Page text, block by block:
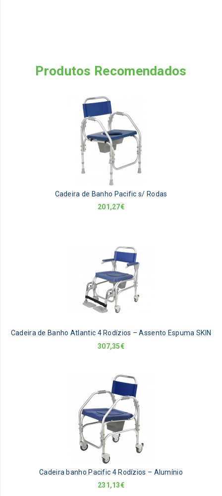
Produtos Recomendados
Cadeira de Banho Pacific s/ Rodas
201,27€
Cadeira de Banho Atlantic 4 Rodízios – Assento Espuma SKIN
307,35€
Cadeira banho Pacific 4 Rodízios – Alumínio
231,13€